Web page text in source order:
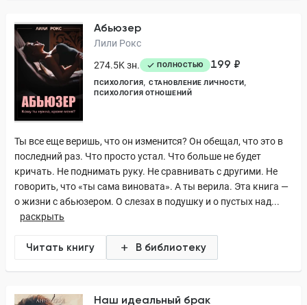
Абьюзер
Лили Рокс
274.5K зн.
ПОЛНОСТЬЮ 199 ₽
ПСИХОЛОГИЯ
СТАНОВЛЕНИЕ ЛИЧНОСТИ
ПСИХОЛОГИЯ ОТНОШЕНИЙ
Ты все еще веришь, что он изменится? Он обещал, что это в
последний раз. Что просто устал. Что больше не будет
кричать. Не поднимать руку. Не сравнивать с другими. Не
говорить, что «ты сама виновата». А ты верила. Эта книга —
о жизни с абьюзером. О слезах в подушку и о пустых над...
раскрыть
Читать книгу В библиотеку
Наш идеальный брак